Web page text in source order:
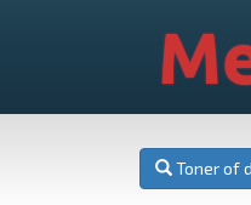
Toner of